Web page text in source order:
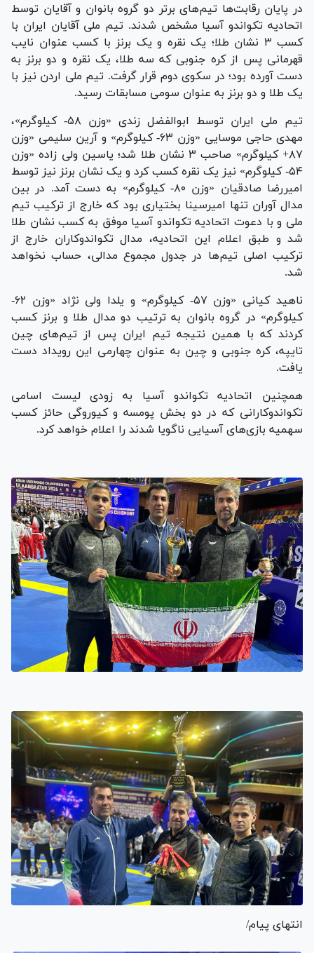
در پایان رقابت‌ها تیم‌های برتر دو گروه بانوان و آقایان توسط
اتحادیه تکواندو آسیا مشخص شدند. تیم ملی آقایان ایران با
کسب ۳ نشان طلا؛ یک نقره و یک برنز با کسب عنوان نایب
قهرمانی پس از کره جنوبی که سه طلا، یک نقره و دو برنز به
دست آورده بود؛ در سکوی دوم قرار گرفت. تیم ملی اردن نیز با
یک طلا و دو برنز به عنوان سومی مسابقات رسید.
تیم ملی ایران توسط ابوالفضل زندی «وزن ۵۸- کیلوگرم»،
مهدی حاجی موسایی «وزن ۶۳- کیلوگرم» و آرین سلیمی «وزن
۸۷+ کیلوگرم» صاحب ۳ نشان طلا شد؛ یاسین ولی زاده «وزن
۵۴- کیلوگرم» نیز یک نقره کسب کرد و یک نشان برنز نیز توسط
امیررضا صادقیان «وزن ۸۰- کیلوگرم» به دست آمد. در بین
مدال آوران تنها امیرسینا بختیاری بود که خارج از ترکیب تیم
ملی و با دعوت اتحادیه تکواندو آسیا موفق به کسب نشان طلا
شد و طبق اعلام این اتحادیه، مدال تکواندوکاران خارج از
ترکیب اصلی تیم‌ها در جدول مجموع مدالی، حساب نخواهد
شد.
ناهید کیانی «وزن ۵۷- کیلوگرم» و یلدا ولی نژاد «وزن ۶۲-
کیلوگرم» در گروه بانوان به ترتیب دو مدال طلا و برنز کسب
کردند که با همین نتیجه تیم ایران پس از تیم‌های چین
تایپه، کره جنوبی و چین به عنوان چهارمی این رویداد دست
یافت.
همچنین اتحادیه تکواندو آسیا به زودی لیست اسامی
تکواندوکارانی که در دو بخش پومسه و کیوروگی حائز کسب
سهمیه بازی‌های آسیایی ناگویا شدند را اعلام خواهد کرد.
انتهای پیام/